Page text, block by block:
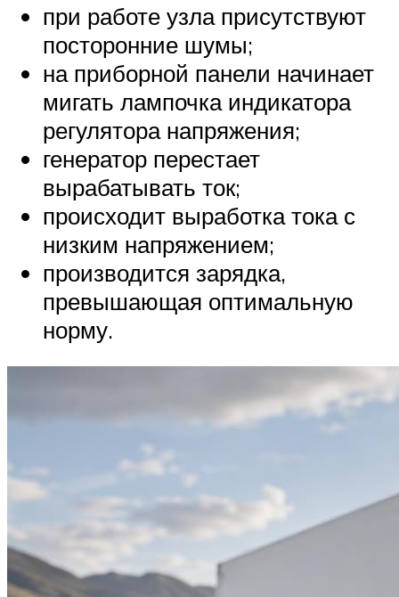
при работе узла присутствуют
посторонние шумы;
на приборной панели начинает
мигать лампочка индикатора
регулятора напряжения;
генератор перестает
вырабатывать ток;
происходит выработка тока с
низким напряжением;
производится зарядка,
превышающая оптимальную
норму.